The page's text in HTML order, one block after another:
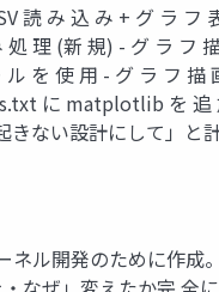
読 み 込 み + グ ラ フ
理 (新 規) - グ ラ フ
ル を 使 用 - グ ラ フ
に matplotlib を 追
ない設計にして」と
ル開発のために作成